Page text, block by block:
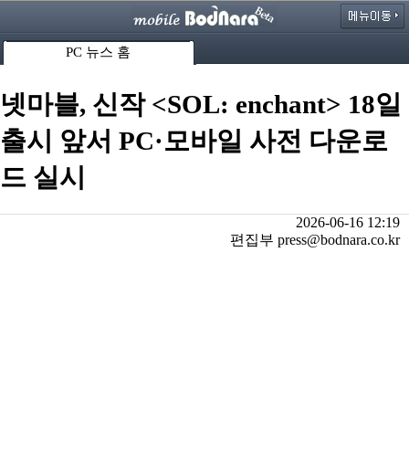
PC 뉴스 홈
넷마블, 신작 <SOL: enchant> 18일
출시 앞서 PC·모바일 사전 다운로
드 실시
2026-06-16 12:19
편집부 press@bodnara.co.kr